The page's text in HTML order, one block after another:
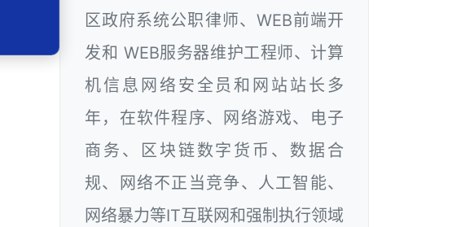
区政府系统公职律师、WEB前端开
发和 WEB服务器维护工程师、计算
机信息网络安全员和网站站长多
年，在软件程序、网络游戏、电子
商务、区块链数字货币、数据合
规、网络不正当竞争、人工智能、
网络暴力等IT互联网和强制执行领域